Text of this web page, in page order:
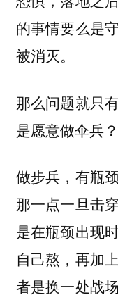
的事情要么是
被消灭。
那么问题就只
是愿意做伞兵？
做步兵，有瓶
那一点一旦击
是在瓶颈出现
自己熬，再加
者是换一处战